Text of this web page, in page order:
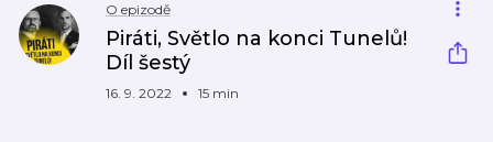
O epizodě
Piráti, Světlo na konci Tunelů!
Díl šestý
16. 9. 2022 15 min